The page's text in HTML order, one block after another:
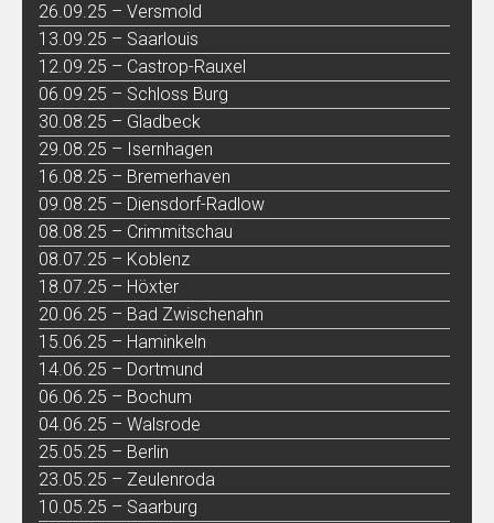
26.09.25 – Versmold
13.09.25 – Saarlouis
12.09.25 – Castrop-Rauxel
06.09.25 – Schloss Burg
30.08.25 – Gladbeck
29.08.25 – Isernhagen
16.08.25 – Bremerhaven
09.08.25 – Diensdorf-Radlow
08.08.25 – Crimmitschau
08.07.25 – Koblenz
18.07.25 – Höxter
20.06.25 – Bad Zwischenahn
15.06.25 – Haminkeln
14.06.25 – Dortmund
06.06.25 – Bochum
04.06.25 – Walsrode
25.05.25 – Berlin
23.05.25 – Zeulenroda
10.05.25 – Saarburg